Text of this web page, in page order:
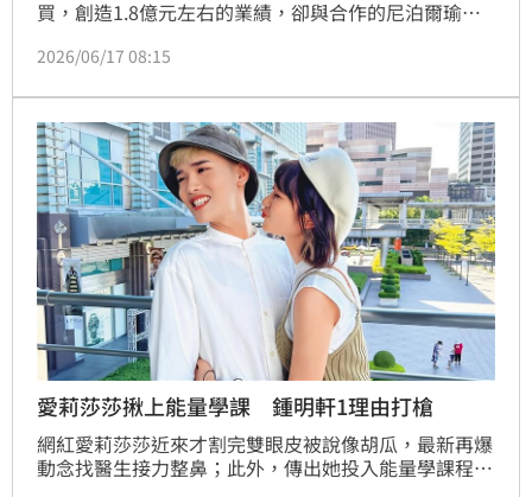
買，創造1.8億元左右的業績，卻與合作的尼泊爾瑜伽
的收益僅拿到1％。
2026/06/17 08:15
愛莉莎莎揪上能量學課 鍾明軒1理由打槍
網紅愛莉莎莎近來才割完雙眼皮被說像胡瓜，最新再爆
動念找醫生接力整鼻；此外，傳出她投入能量學課程，